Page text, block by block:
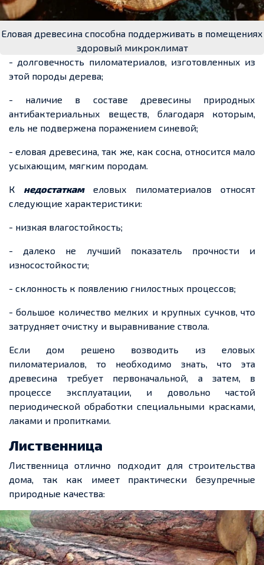
Еловая древесина способна поддерживать в помещениях
здоровый микроклимат
- долговечность пиломатериалов, изготовленных из
этой породы дерева;
- наличие в составе древесины природных
антибактериальных веществ, благодаря которым,
ель не подвержена поражением синевой;
- еловая древесина, так же, как сосна, относится мало
усыхающим, мягким породам.
К недостаткамеловых пиломатериалов относят
следующие характеристики:
- низкая влагостойкость;
- далеко не лучший показатель прочности и
износостойкости;
- склонность к появлению гнилостных процессов;
- большое количество мелких и крупных сучков, что
затрудняет очистку и выравнивание ствола.
Если дом решено возводить из еловых
пиломатериалов, то необходимо знать, что эта
древесина требует первоначальной, а затем, в
процессе эксплуатации, и довольно частой
периодической обработки специальными красками,
лаками и пропитками.
Лиственница
Лиственница отлично подходит для строительства
дома, так как имеет практически безупречные
природные качества: